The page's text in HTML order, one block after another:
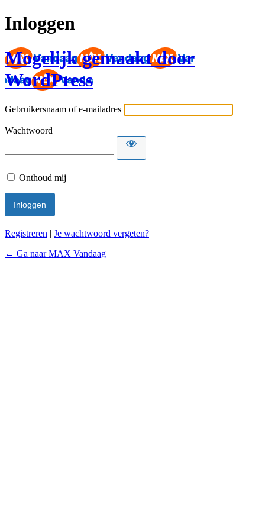
Inloggen
Mogelijk gemaakt door
WordPress
Gebruikersnaam of e-mailadres
Wachtwoord
Onthoud mij
Registreren | Je wachtwoord vergeten?
← Ga naar MAX Vandaag